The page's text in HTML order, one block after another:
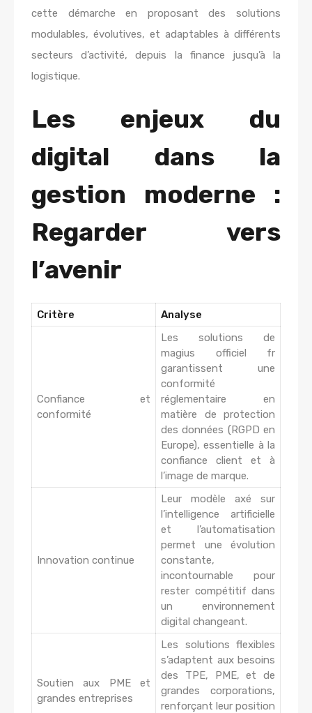
cette démarche en proposant des solutions
modulables, évolutives, et adaptables à différents
secteurs d’activité, depuis la finance jusqu’à la
logistique.
Les enjeux du
digital dans la
gestion moderne :
Regarder vers
l’avenir
Critère Analyse
Confiance et
conformité
Les solutions de
magius officiel fr
garantissent une
conformité
réglementaire en
matière de protection
des données (RGPD en
Europe), essentielle à la
confiance client et à
l’image de marque.
Innovation continue
Leur modèle axé sur
l’intelligence artificielle
et l’automatisation
permet une évolution
constante,
incontournable pour
rester compétitif dans
un environnement
digital changeant.
Soutien aux PME et
grandes entreprises
Les solutions flexibles
s’adaptent aux besoins
des TPE, PME, et de
grandes corporations,
renforçant leur position